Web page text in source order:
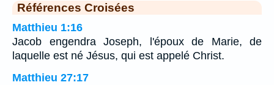
Références Croisées
Matthieu 1:16
Jacob engendra Joseph, l'époux de Marie, de
laquelle est né Jésus, qui est appelé Christ.
Matthieu 27:17